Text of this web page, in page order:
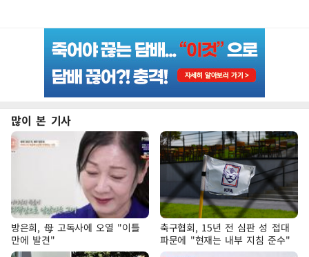
많이 본 기사
방은희, 母 고독사에 오열 "이틀
만에 발견"
축구협회, 15년 전 심판 성 접대
파문에 "현재는 내부 지침 준수"